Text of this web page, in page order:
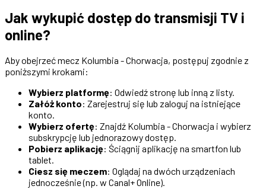
Jak wykupić dostęp do transmisji TV i
online?
Aby obejrzeć mecz Kolumbia - Chorwacja, postępuj zgodnie z
poniższymi krokami:
Wybierz platformę: Odwiedź stronę lub inną z listy.
Załóż konto: Zarejestruj się lub zaloguj na istniejące
konto.
Wybierz ofertę: Znajdź Kolumbia - Chorwacja i wybierz
subskrypcję lub jednorazowy dostęp.
Pobierz aplikację: Ściągnij aplikację na smartfon lub
tablet.
Ciesz się meczem: Oglądaj na dwóch urządzeniach
jednocześnie (np. w Canal+ Online).